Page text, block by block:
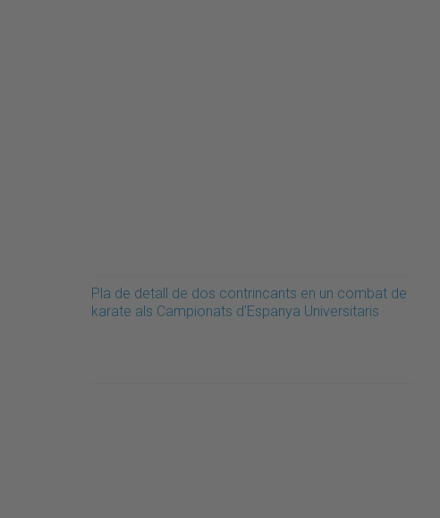
Pla de detall de dos contrincants en un combat de
karate als Campionats d'Espanya Universitaris